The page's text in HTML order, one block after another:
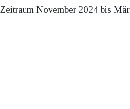
Zeitraum November 2024 bis